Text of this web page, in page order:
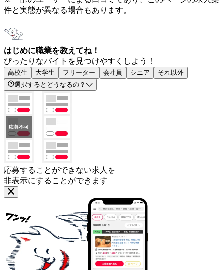
件と実態が異なる場合もあります。
はじめに職業を教えてね！
ぴったりなバイトを見つけやすくしよう！
高校生 大学生 フリーター 会社員 シニア
それ以外
選択するとどうなるの？
応募することができない求人を
非表示にすることができます